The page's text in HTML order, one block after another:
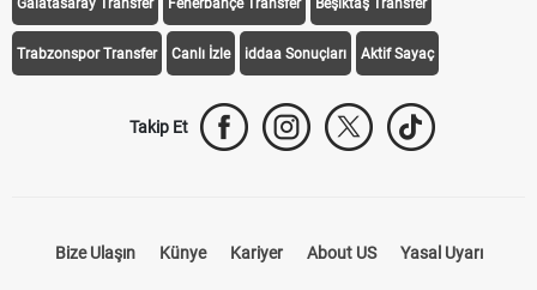
Galatasaray Transfer Fenerbahçe Transfer Beşiktaş Transfer
Trabzonspor Transfer Canlı İzle iddaa Sonuçları Aktif Sayaç
Takip Et
Bize Ulaşın Künye Kariyer About US Yasal Uyarı